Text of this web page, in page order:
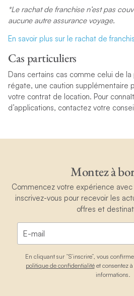
*Le rachat de franchise n’est pas
aucune autre assurance voyage.
En savoir plus sur le rachat de
Cas particuliers
Dans certains cas comme celui de
régate, une caution supplémentaire
votre contrat de location. Pour
d’applications, contactez votre
Montez à
Commencez votre expérience
inscrivez-vous pour recevoir les
offres et
En cliquant sur “S’inscrire”, vous
politique de confidentialitéet consentez
informations.